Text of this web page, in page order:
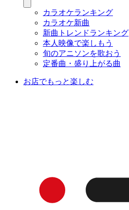
カラオケランキング
カラオケ新曲
新曲トレンドランキング
本人映像で楽しもう
旬のアニソンを歌おう
定番曲・盛り上がる曲
お店でもっと楽しむ